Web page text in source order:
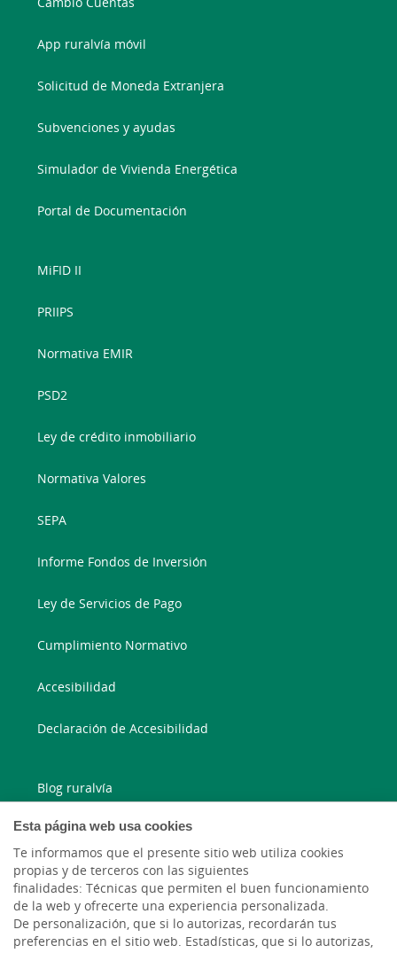
Esta página web usa cookies
Te informamos que el presente sitio web utiliza cookies
propias y de terceros con las siguientes
finalidades: Técnicas que permiten el buen funcionamiento
de la web y ofrecerte una experiencia personalizada.
De personalización, que si lo autorizas, recordarán tus
preferencias en el sitio web. Estadísticas, que si lo autorizas,
App ruralvía móvil
Solicitud de Moneda Extranjera
Subvenciones y ayudas
Simulador de Vivienda Energética
Portal de Documentación
MiFID II
PRIIPS
Normativa EMIR
PSD2
Ley de crédito inmobiliario
Normativa Valores
SEPA
Informe Fondos de Inversión
Ley de Servicios de Pago
Cumplimiento Normativo
Accesibilidad
Declaración de Accesibilidad
Blog ruralvía
Blog Joven In
Facebook
Twitter